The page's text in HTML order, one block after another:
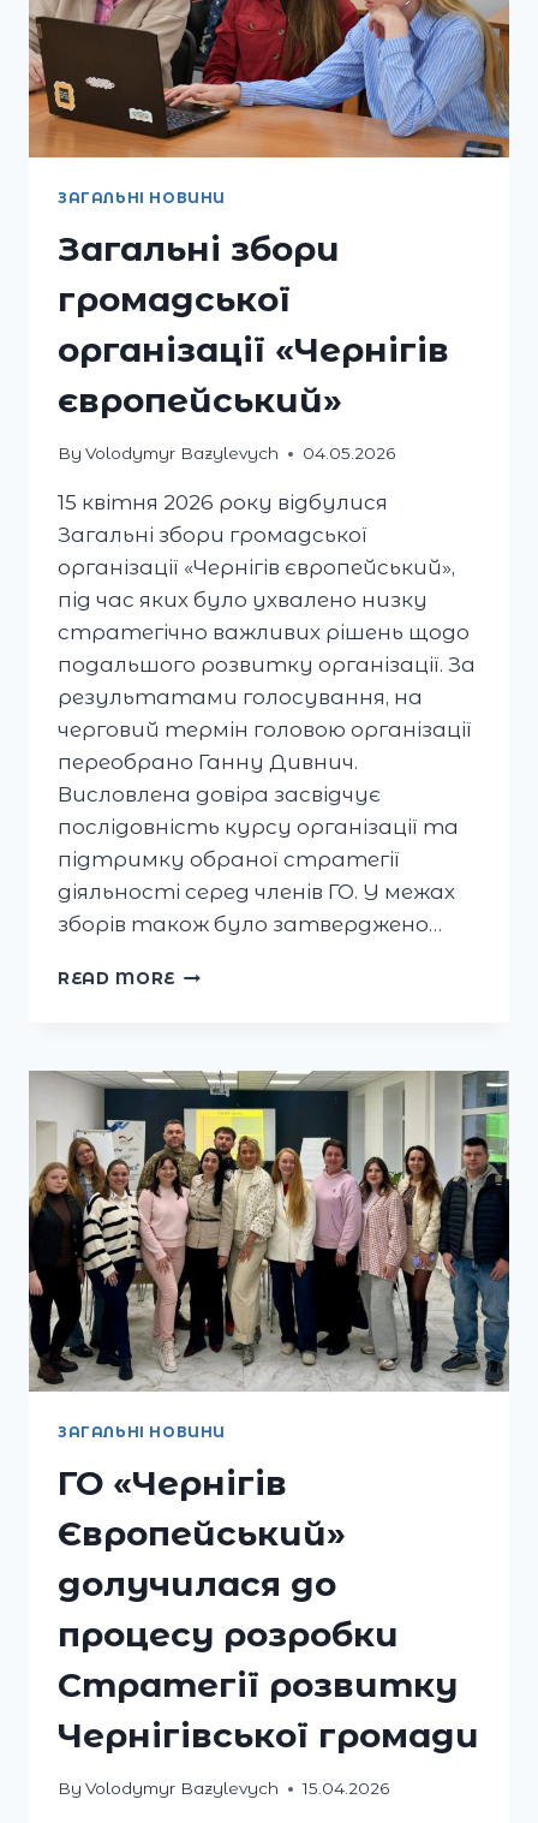
ЗАГАЛЬНІ НОВИНИ
Загальні збори
громадської
організації «Чернігів
європейський»
By Volodymyr Bazylevych 04.05.2026
15 квітня 2026 року відбулися
Загальні збори громадської
організації «Чернігів європейський»,
під час яких було ухвалено низку
стратегічно важливих рішень щодо
подальшого розвитку організації. За
результатами голосування, на
черговий термін головою організації
переобрано Ганну Дивнич.
Висловлена довіра засвідчує
послідовність курсу організації та
підтримку обраної стратегії
діяльності серед членів ГО. У межах
зборів також було затверджено…
READ MORE ЗАГАЛЬНІ
«ЧЕРНІГІВ
ЄВРОПЕЙСЬКИЙ»
ЗАГАЛЬНІ НОВИНИ
ГО «Чернігів
Європейський»
долучилася до
процесу розробки
Стратегії розвитку
Чернігівської громади
By Volodymyr Bazylevych 15.04.2026